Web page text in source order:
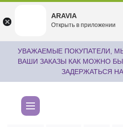
undefined
Бесплатноru.aravia.new
УВАЖАЕМЫЕ ПОКУПАТЕЛИ,
ВАШИ ЗАКАЗЫ КАК МОЖНО
ЗАДЕРЖАТЬСЯ
ARAVIA
Открыть в приложении